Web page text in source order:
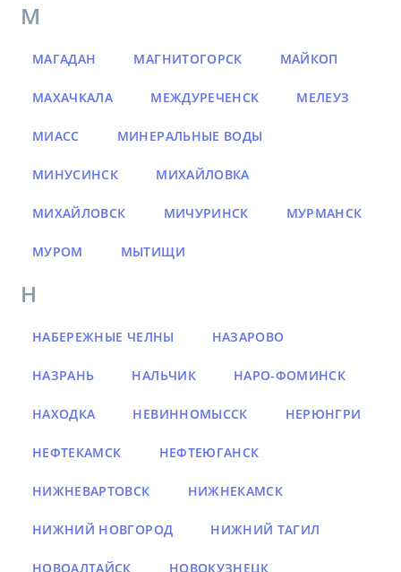
М
МАГАДАН МАГНИТОГОРСК МАЙКОП
МАХАЧКАЛА МЕЖДУРЕЧЕНСК МЕЛЕУЗ
МИАСС МИНЕРАЛЬНЫЕ ВОДЫ
МИНУСИНСК МИХАЙЛОВКА
МИХАЙЛОВСК МИЧУРИНСК МУРМАНСК
МУРОМ МЫТИЩИ
Н
НАБЕРЕЖНЫЕ ЧЕЛНЫ НАЗАРОВО
НАЗРАНЬ НАЛЬЧИК НАРО-ФОМИНСК
НАХОДКА НЕВИННОМЫССК НЕРЮНГРИ
НЕФТЕКАМСК НЕФТЕЮГАНСК
НИЖНЕВАРТОВСК НИЖНЕКАМСК
НИЖНИЙ НОВГОРОД НИЖНИЙ ТАГИЛ
НОВОАЛТАЙСК НОВОКУЗНЕЦК